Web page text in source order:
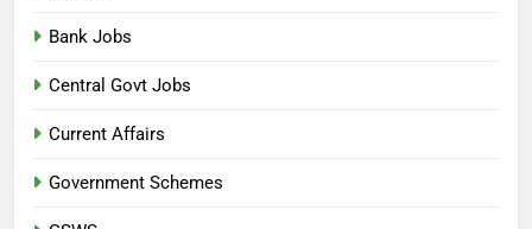
Bank Jobs
Central Govt Jobs
Current Affairs
Government Schemes